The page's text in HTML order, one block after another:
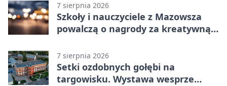
7 sierpnia 2026
Szkoły i nauczyciele z Mazowsza
powalczą o nagrody za kreatywną
7 sierpnia 2026
Setki ozdobnych gołębi na
targowisku. Wystawa wesprze